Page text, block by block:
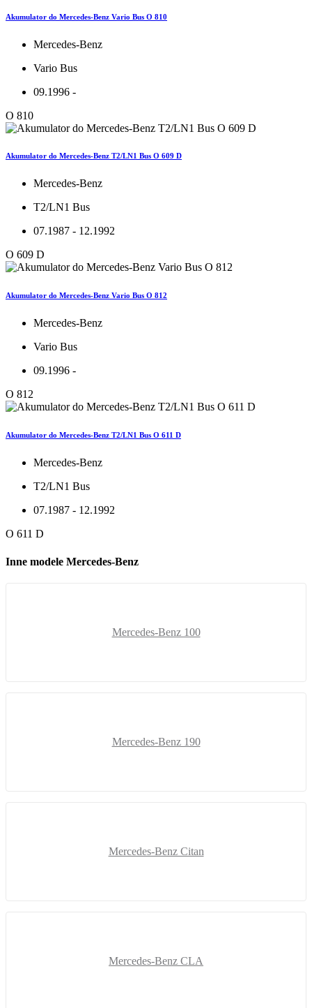
Akumulator do Mercedes-Benz Vario Bus O 810
Mercedes-Benz
Vario Bus
09.1996 -
O 810
Akumulator do Mercedes-Benz T2/LN1 Bus O 609 D
Mercedes-Benz
T2/LN1 Bus
07.1987 - 12.1992
O 609 D
Akumulator do Mercedes-Benz Vario Bus O 812
Mercedes-Benz
Vario Bus
09.1996 -
O 812
Akumulator do Mercedes-Benz T2/LN1 Bus O 611 D
Mercedes-Benz
T2/LN1 Bus
07.1987 - 12.1992
O 611 D
Inne modele Mercedes-Benz
Mercedes-Benz 100
Mercedes-Benz 190
Mercedes-Benz Citan
Mercedes-Benz CLA